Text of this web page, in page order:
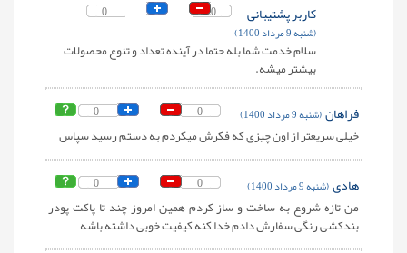
0 0 کاربر پشتیبانی
(شنبه 9 مرداد 1400)
سلام خدمت شما بله حتما در آینده تعداد و تنوع محصولات
بیشتر میشه.
0 0 فراهان(شنبه 9 مرداد 1400)
خیلی سریعتر از اون چیزی که فکرش میکردم به دستم رسید سپاس
0 0 هادی(شنبه 9 مرداد 1400)
من تازه شروع به ساخت و ساز کردم همین امروز چند تا پاکت پودر
بندکشی رنگی سفارش دادم خدا کنه کیفیت خوبی داشته باشه